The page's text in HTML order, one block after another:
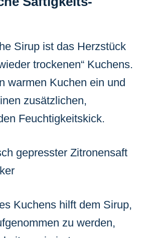
Sirup ist das Herzstück
trockenen“ Kuchens.
warmen Kuchen ein und
zusätzlichen,
Feuchtigkeitskick.
gepresster Zitronensaft
Kuchens hilft dem Sirup,
zu werden,